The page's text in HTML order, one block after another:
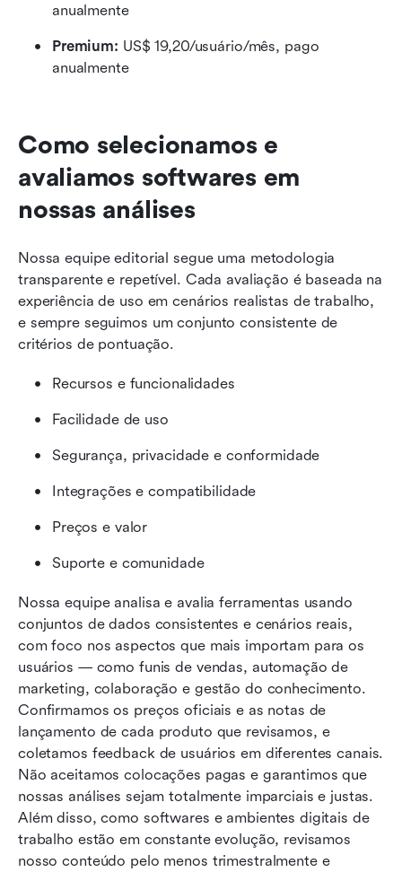
anualmente
Premium: US$ 19,20/usuário/mês, pago
anualmente
Como selecionamos e
avaliamos softwares em
nossas análises
Nossa equipe editorial segue uma metodologia
transparente e repetível. Cada avaliação é baseada na
experiência de uso em cenários realistas de trabalho,
e sempre seguimos um conjunto consistente de
critérios de pontuação.
Recursos e funcionalidades
Facilidade de uso
Segurança, privacidade e conformidade
Integrações e compatibilidade
Preços e valor
Suporte e comunidade
Nossa equipe analisa e avalia ferramentas usando
conjuntos de dados consistentes e cenários reais,
com foco nos aspectos que mais importam para os
usuários — como funis de vendas, automação de
marketing, colaboração e gestão do conhecimento.
Confirmamos os preços oficiais e as notas de
lançamento de cada produto que revisamos, e
coletamos feedback de usuários em diferentes canais.
Não aceitamos colocações pagas e garantimos que
nossas análises sejam totalmente imparciais e justas.
Além disso, como softwares e ambientes digitais de
trabalho estão em constante evolução, revisamos
nosso conteúdo pelo menos trimestralmente e